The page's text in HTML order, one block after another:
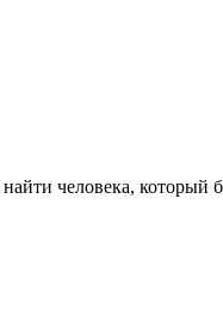
человека,